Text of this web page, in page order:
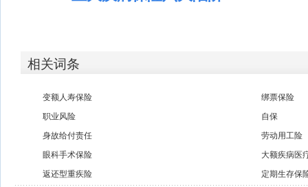
相关词条
变额人寿保险
绑票保险
职业风险
自保
身故给付责任
劳动用工险
眼科手术保险
大额疾病医
返还型重疾险
定期生存保